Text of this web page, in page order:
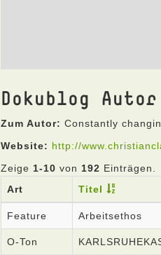
Dokublog
Zum Autor: Constantly
Website: http://
Zeige 1-10 von 192 Einträgen.
Art
Titel
Feature Arbeitsethos
O-Ton